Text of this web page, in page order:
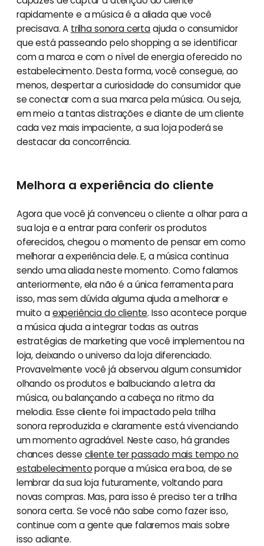
rapidamente e a música é a aliada que você
precisava. A trilha sonora certaajuda o consumidor
que está passeando pelo shopping a se identificar
com a marca e com o nível de energia oferecido no
estabelecimento. Desta forma, você consegue, ao
menos, despertar a curiosidade do consumidor que
se conectar com a sua marca pela música. Ou seja,
em meio a tantas distrações e diante de um cliente
cada vez mais impaciente, a sua loja poderá se
destacar da concorrência.
Melhora a experiência do cliente
Agora que você já convenceu o cliente a olhar para a
sua loja e a entrar para conferir os produtos
oferecidos, chegou o momento de pensar em como
melhorar a experiência dele. E, a música continua
sendo uma aliada neste momento. Como falamos
anteriormente, ela não é a única ferramenta para
isso, mas sem dúvida alguma ajuda a melhorar e
muito aexperiência do cliente. Isso acontece porque
a música ajuda a integrar todas as outras
estratégias de marketing que você implementou na
loja, deixando o universo da loja diferenciado.
Provavelmente você já observou algum consumidor
olhando os produtos e balbuciando a letra da
música, ou balançando a cabeça no ritmo da
melodia. Esse cliente foi impactado pela trilha
sonora reproduzida e claramente está vivenciando
um momento agradável. Neste caso, há grandes
chances desse cliente ter passado mais tempo no
estabelecimentoporque a música era boa, de se
lembrar da sua loja futuramente, voltando para
novas compras. Mas, para isso é preciso ter a trilha
sonora certa. Se você não sabe como fazer isso,
continue com a gente que falaremos mais sobre
isso adiante.